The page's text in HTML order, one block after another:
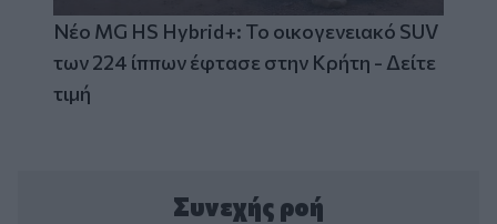
Νέο MG HS Hybrid+: Το οικογενειακό SUV
των 224 ίππων έφτασε στην Κρήτη - Δείτε
τιμή
Συνεχής ροή